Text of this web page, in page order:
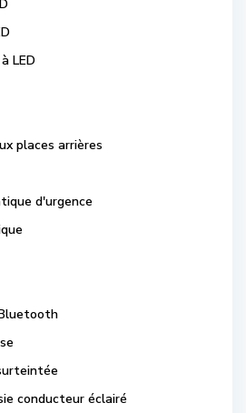
LED
places arrières
d'urgence
conducteur éclairé